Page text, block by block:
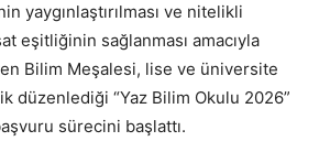
yaygınlaştırılması ve nitelikli
eşitliğinin sağlanması amacıyla
Bilim Meşalesi, lise ve üniversite
düzenlediği “Yaz Bilim Okulu 2026”
sürecini başlattı.